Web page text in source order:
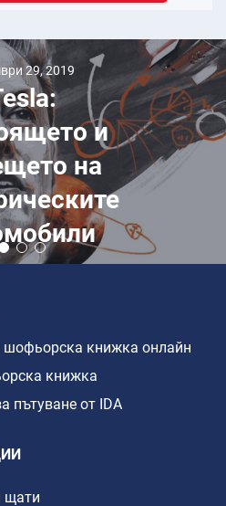
29, 2019
и
на
шофьорска книжка онлайн
книжка
пътуване от IDA
щати